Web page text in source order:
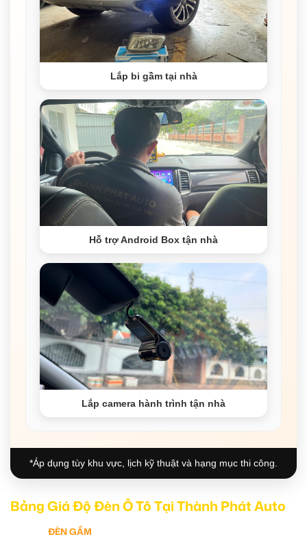
Lắp bi gầm tại nhà
Hỗ trợ Android Box tận nhà
Lắp camera hành trình tận nhà
*Áp dụng tùy khu vực, lịch kỹ thuật và hạng mục thi công.
Bảng Giá Độ Đèn Ô Tô Tại Thành Phát Auto
ĐÈN GẦM